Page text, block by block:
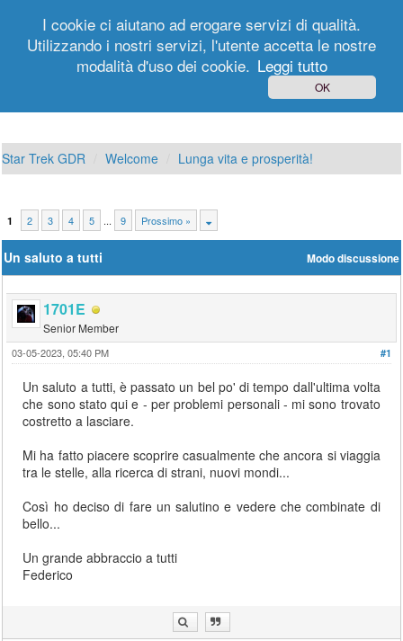
Registrati
Star Trek GDR Welcome Lunga vita e prosperità!
1 2 3 4 5 ... 9 Prossimo »
Modo discussione
Un saluto a tutti
1701E
Senior Member
#1
03-05-2023, 05:40 PM
Un saluto a tutti, è passato un bel po' di tempo dall'ultima volta
che sono stato qui e - per problemi personali - mi sono trovato
costretto a lasciare.
Mi ha fatto piacere scoprire casualmente che ancora si viaggia
tra le stelle, alla ricerca di strani, nuovi mondi...
Così ho deciso di fare un salutino e vedere che combinate di
bello...
Un grande abbraccio a tutti
Federico
I cookie ci aiutano ad erogare servizi di qualità.
Utilizzando i nostri servizi, l'utente accetta le nostre
modalità d'uso dei cookie. Leggi tutto
OK